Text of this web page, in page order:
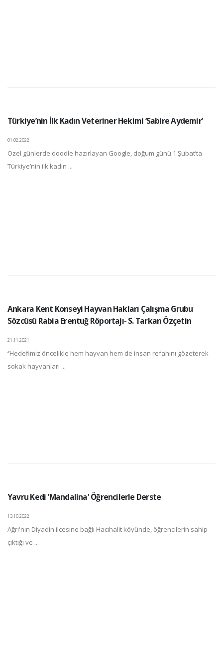
Türkiye’nin İlk Kadın Veteriner Hekimi ‘Sabire Aydemir’
01.02.2022
Özel günlerde doodle hazırlayan Google, doğum günü 1 Şubat’ta
Türkiye’nin ilk kadın ...
Ankara Kent Konseyi Hayvan Hakları Çalışma Grubu
Sözcüsü Rabia Erentuğ Röportajı- S. Tarkan Özçetin
21.11.2021
‘’Hedefimiz öncelikle hem hayvan hem de insan refahını gözeterek
sokak hayvanları ...
Yavru Kedi 'Mandalina' Öğrencilerle Derste
13.10.2022
Ağrı'nın Diyadin ilçesine bağlı Hacıhalit köyünde, öğrencilerin sahip
çıktığı ve ...